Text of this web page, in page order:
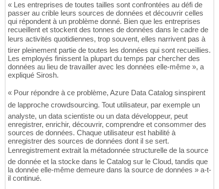
« Les entreprises de toutes tailles sont confrontées au défi de
passer au crible leurs sources de données et découvrir celles
qui répondent à un problème donné. Bien que les entreprises
recueillent et stockent des tonnes de données dans le cadre de
leurs activités quotidiennes, trop souvent, elles narrivent pas à
tirer pleinement partie de toutes les données qui sont recueillies.
Les employés finissent la plupart du temps par chercher des
données au lieu de travailler avec les données elle-même », a
expliqué Sirosh.
« Pour répondre à ce problème, Azure Data Catalog sinspirent
de lapproche crowdsourcing. Tout utilisateur, par exemple un
analyste, un data scientiste ou un data développeur, peut
enregistrer, enrichir, découvrir, comprendre et consommer des
sources de données. Chaque utilisateur est habilité à
enregistrer des sources de données dont il se sert.
Lenregistrement extrait la métadonnée structurelle de la source
de donnée et la stocke dans le Catalog sur le Cloud, tandis que
la donnée elle-même demeure dans la source de données » a-t-
il continué.